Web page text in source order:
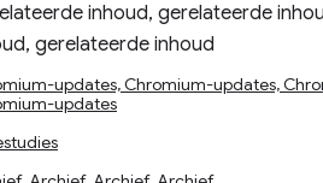
inhoud, gerelateerde
gerelateerde inhoud
updates, Chromium-updates,
updates